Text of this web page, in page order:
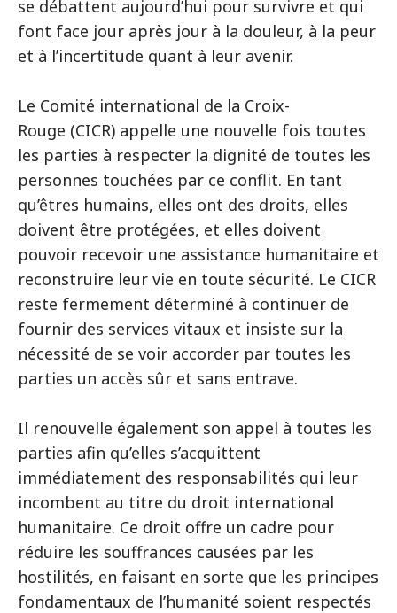
se débattent aujourd’hui pour survivre et qui
font face jour après jour à la douleur, à la peur
et à l’incertitude quant à leur avenir.
Le Comité international de la Croix-
Rouge (CICR) appelle une nouvelle fois toutes
les parties à respecter la dignité de toutes les
personnes touchées par ce conflit. En tant
qu’êtres humains, elles ont des droits, elles
doivent être protégées, et elles doivent
pouvoir recevoir une assistance humanitaire et
reconstruire leur vie en toute sécurité. Le CICR
reste fermement déterminé à continuer de
fournir des services vitaux et insiste sur la
nécessité de se voir accorder par toutes les
parties un accès sûr et sans entrave.
Il renouvelle également son appel à toutes les
parties afin qu’elles s’acquittent
immédiatement des responsabilités qui leur
incombent au titre du droit international
humanitaire. Ce droit offre un cadre pour
réduire les souffrances causées par les
hostilités, en faisant en sorte que les principes
fondamentaux de l’humanité soient respectés